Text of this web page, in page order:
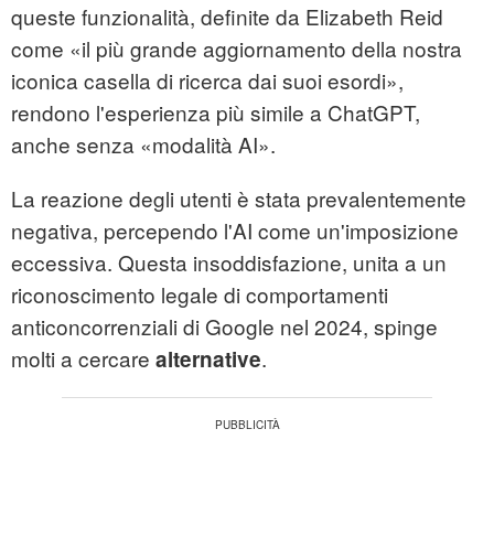
queste funzionalità, definite da Elizabeth Reid
come «il più grande aggiornamento della nostra
iconica casella di ricerca dai suoi esordi»,
rendono l'esperienza più simile a ChatGPT,
anche senza «modalità AI».
La reazione degli utenti è stata prevalentemente
negativa, percependo l'AI come un'imposizione
eccessiva. Questa insoddisfazione, unita a un
riconoscimento legale di comportamenti
anticoncorrenziali di Google nel 2024, spinge
molti a cercare alternative.